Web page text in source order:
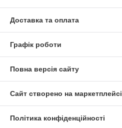
Доставка та оплата
Графік роботи
Повна версія сайту
Сайт створено на маркетплейсі
Політика конфіденційності